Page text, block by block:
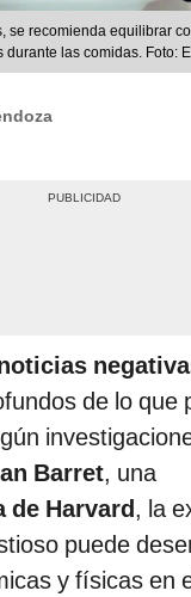
se recomienda equilibrar
durante las comidas. Foto:
de lo que
Barret, una
de Harvard, la
puede
y físicas en